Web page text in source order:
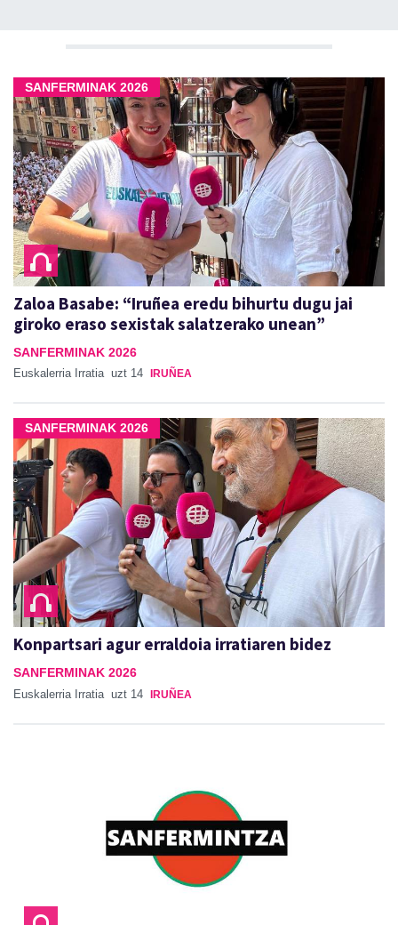
SANFERMINAK 2026
Zaloa Basabe: “Iruñea eredu bihurtu dugu jai
giroko eraso sexistak salatzerako unean”
SANFERMINAK 2026
Euskalerria Irratia uzt 14 IRUÑEA
SANFERMINAK 2026
Konpartsari agur erraldoia irratiaren bidez
SANFERMINAK 2026
Euskalerria Irratia uzt 14 IRUÑEA